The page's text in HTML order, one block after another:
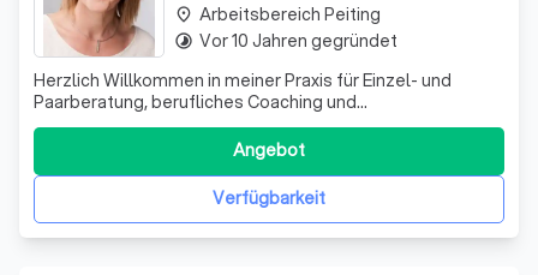
Herzlich Willkommen in meiner Praxis für Einzel- und
Paarberatung, berufliches Coaching und
Persönlichkeitsentwicklung in Hannover! Ich lade Sie ein,
Ihren wahren Kern zu entdecken und Ihre inneren Stärken
zu entfalten. Oft sind unsere Leidenschaften und
Bedürfnisse von den Herausforderungen des Leb
Verfügbarkeit
Angebot
place Arbeitsbereich Peiting
timelapse Vor 10 Jahren gegründet